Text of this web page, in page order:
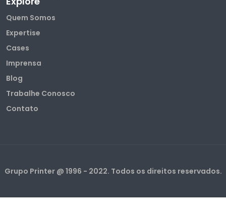
Quem Somos
Expertise
Cases
Imprensa
Blog
Trabalhe Conosco
Contato
Grupo Printer @ 1996 - 2022. Todos os direitos reservados.